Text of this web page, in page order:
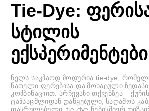
Tie-Dye:
სტილის
ექსპერიმენტები
წელს საკმაოდ მოდურია tie-dye,
ნათელი ფერებისა და მოხატული
კომბინაციით. არჩევანი თქვენზეა –
ტანსაცმლიდან დაწყებული, საღამოს
დასრულებული, tie-dye ნებისმიერ